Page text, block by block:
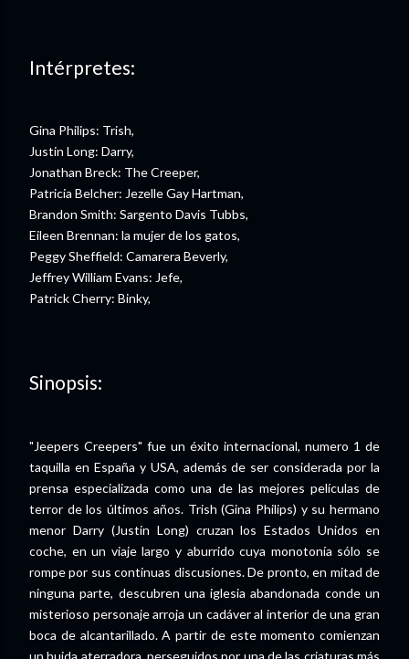
Intérpretes:
Gina Philips: Trish,
Justin Long: Darry,
Jonathan Breck: The Creeper,
Patricia Belcher: Jezelle Gay Hartman,
Brandon Smith: Sargento Davis Tubbs,
Eileen Brennan: la mujer de los gatos,
Peggy Sheffield: Camarera Beverly,
Jeffrey William Evans: Jefe,
Patrick Cherry: Binky,
Sinopsis:
"Jeepers Creepers" fue un éxito internacional, numero 1 de
taquilla en España y USA, además de ser considerada por la
prensa especializada como una de las mejores películas de
terror de los últimos años. Trish (Gina Philips) y su hermano
menor Darry (Justin Long) cruzan los Estados Unidos en
coche, en un viaje largo y aburrido cuya monotonía sólo se
rompe por sus continuas discusiones. De pronto, en mitad de
ninguna parte, descubren una iglesia abandonada conde un
misterioso personaje arroja un cadáver al interior de una gran
boca de alcantarillado. A partir de este momento comienzan
un huida aterradora, perseguidos por una de las criaturas más